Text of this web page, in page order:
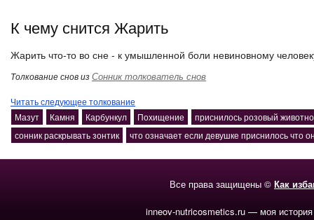
К чему снится Жарить
Жарить что-то во сне - к умышленной боли невиновному
Толкование снов изСонник толкователь снов
Читать следующее толкование
Мазут
Камня Карбункул Похищение
приснилось розовый
сонник раскрывать зонтик
что означает если девушке приснилось что
Все права защищены © Как
inneov-nutricosmetics.ru — моя